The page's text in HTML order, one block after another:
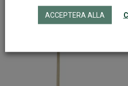
Fler
ACCEPTERA ALLA